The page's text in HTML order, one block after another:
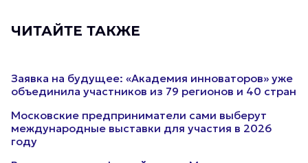
ЧИТАЙТЕ ТАКЖЕ
Заявка на будущее: «Академия инноваторов» уже
объединила участников из 79 регионов и 40 стран
Московские предприниматели сами выберут
международные выставки для участия в 2026
году